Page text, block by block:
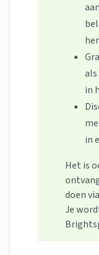
in
in
Het is
doen
Je